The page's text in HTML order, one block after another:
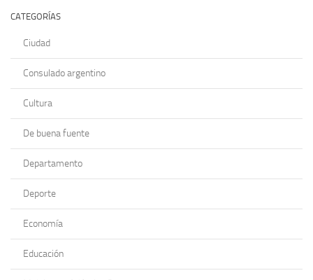
CATEGORÍAS
Ciudad
Consulado argentino
Cultura
De buena fuente
Departamento
Deporte
Economía
Educación